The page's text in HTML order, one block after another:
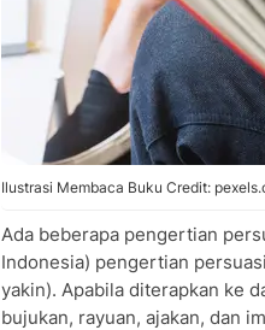
Ilustrasi Membaca Buku Credit:
Ada beberapa pengertian
Indonesia) pengertian
yakin). Apabila diterapkan ke
bujukan, rayuan, ajakan, dan